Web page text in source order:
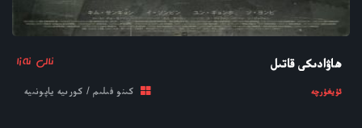
ھاۋادىكى قاتىل ئالى ئەزا
ئۇيغۇرچە كىنو فىلىم / كورىيە ياپونىيە